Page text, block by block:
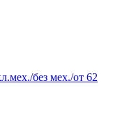
без мех./от 62